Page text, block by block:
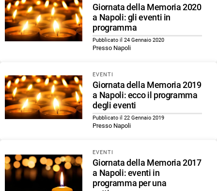
Giornata della Memoria 2020
a Napoli: gli eventi in
programma
Pubblicato il 24 Gennaio 2020
Presso Napoli
EVENTI
Giornata della Memoria 2019
a Napoli: ecco il programma
degli eventi
Pubblicato il 22 Gennaio 2019
Presso Napoli
EVENTI
Giornata della Memoria 2017
a Napoli: eventi in
programma per una